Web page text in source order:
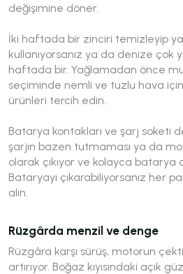
değişimine döner.
İki haftada bir zinciri temizleyip
kullanıyorsanız ya da denize çok
haftada bir. Yağlamadan önce
seçiminde nemli ve tuzlu hava için
ürünleri tercih edin.
Batarya kontakları ve şarj soketi
şarjın bazen tutmaması ya da
olarak çıkıyor ve kolayca batarya
Bataryayı çıkarabiliyorsanız her
alın.
Rüzgârda menzil ve denge
Rüzgâra karşı sürüş, motorun
artırıyor. Boğaz kıyısındaki açık